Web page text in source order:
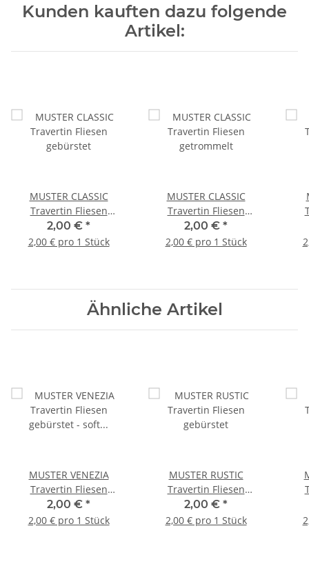
Kunden kauften dazu folgende
Artikel:
MUSTER CLASSIC
Travertin Fliesen
gebürstet
2,00 € *
2,00 € pro 1 Stück
MUSTER CLASSIC
Travertin Fliesen
getrommelt
2,00 € *
2,00 € pro 1 Stück
Ähnliche Artikel
MUSTER VENEZIA
Travertin Fliesen
gebürstet - soft gekettet
2,00 € *
2,00 € pro 1 Stück
MUSTER RUSTIC
Travertin Fliesen
gebürstet
2,00 € *
2,00 € pro 1 Stück